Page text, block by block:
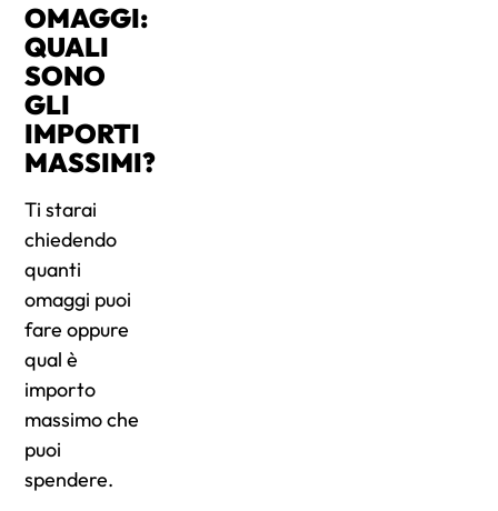
OMAGGI:
QUALI
SONO
GLI
IMPORTI
MASSIMI?
Ti starai
chiedendo
quanti
omaggi puoi
fare oppure
qual è
importo
massimo che
puoi
spendere.